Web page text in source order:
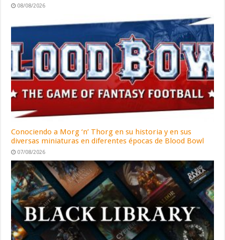
08/08/2026
Conociendo a Morg ‘n’ Thorg en su historia y en sus
diversas miniaturas en diferentes épocas de Blood Bowl
07/08/2026